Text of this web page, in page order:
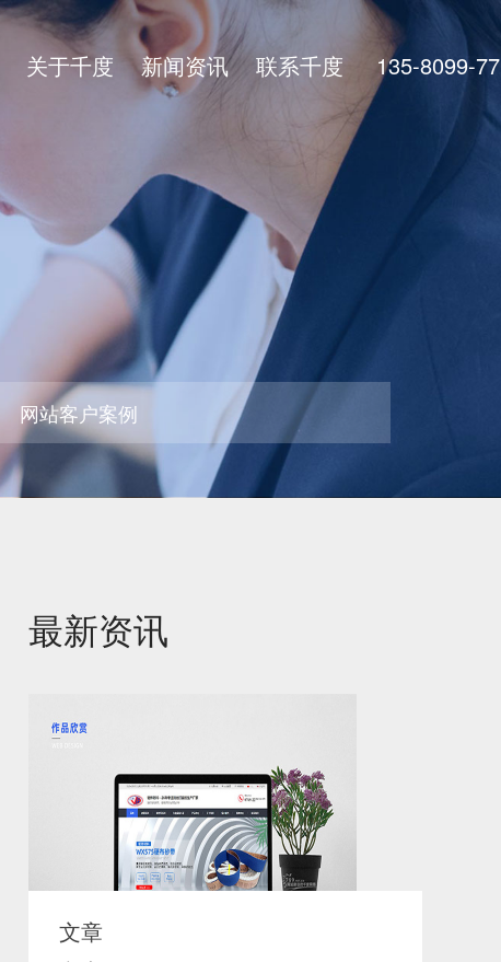
关于千度 新闻资讯 联系千度 135-8099-
网站客户案例
最新资讯
文章